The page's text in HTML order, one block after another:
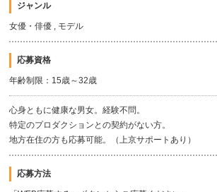
ジャンル
女優・俳優 , モデル
応募資格
年齢制限：15歳～32歳
心身ともに健康な男女。経験不問。
特定のプロダクションとの契約がない方。
地方在住の方も応募可能。（上京サポートあり）
応募方法